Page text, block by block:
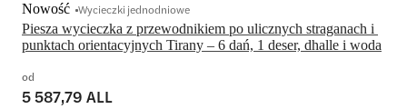
Piesza wycieczka z przewodnikiem po ulicznych straganach i
punktach orientacyjnych Tirany – 6 dań, 1 deser, dhalle i woda
Nowość Wycieczki jednodniowe
od
5 587,79 ALL